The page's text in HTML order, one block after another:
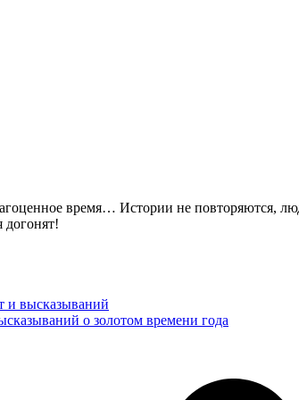
время… Истории не
и высказываний
о золотом времени года